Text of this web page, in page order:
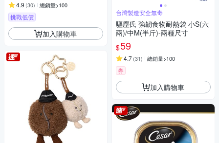
4.9 (30) 總銷量>100
挑戰低價
加入購物車
台灣製造安全無毒
驅塵氏 強韌食物耐熱袋 小S(六
兩)/中M(半斤)-兩種尺寸
$59
4.7(31) 總銷量>100
券
加入購物車